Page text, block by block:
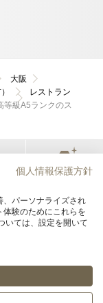
大阪
レストラン
級A5ランクのス
大阪
個人情報保護方針
、パーソナライズされ
験のためにこれらを
いては、設定を開いて